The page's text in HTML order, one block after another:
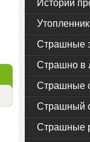
Истории
Страшные
Страшно в
Страшные
Страшный
Страшные